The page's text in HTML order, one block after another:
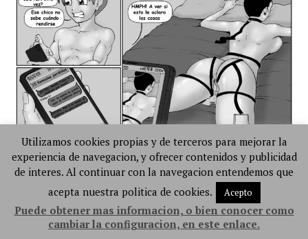
Utilizamos cookies propias y de terceros para mejorar la
experiencia de navegacion, y ofrecer contenidos y publicidad
de interes. Al continuar con la navegacion entendemos que
acepta nuestra politica de cookies.
Acepto
Puede obtener mas informacion, o bien conocer como
cambiar la configuracion, en este enlace.